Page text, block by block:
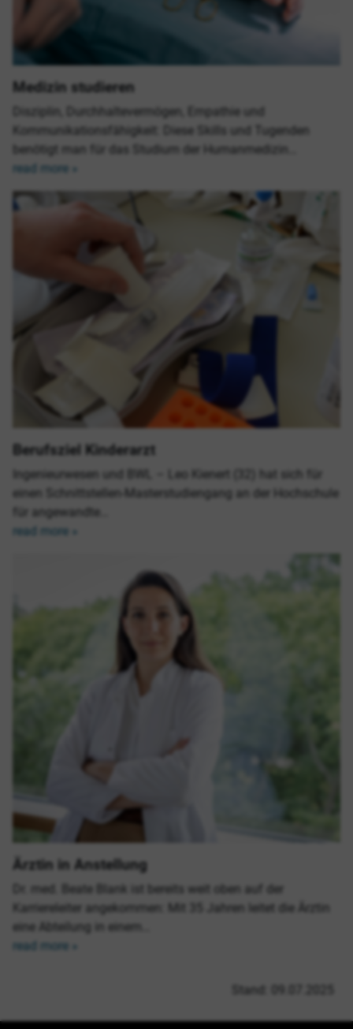
Medizin studieren
Disziplin, Durchhaltevermögen, Empathie und
Kommunikationsfähigkeit: Diese Skills und Tugenden
benötigt man für das Studium der Humanmedizin…
read more »
Berufsziel Kinderarzt
Ingenieurwesen und BWL – Leo Kienert (32) hat sich für
einen Schnittstellen-Masterstudiengang an der Hochschule
für angewandte…
read more »
Ärztin in Anstellung
Dr. med. Beate Blank ist bereits weit oben auf der
Karriereleiter angekommen: Mit 35 Jahren leitet die Ärztin
eine Abteilung in einem…
read more »
Stand: 09.07.2025